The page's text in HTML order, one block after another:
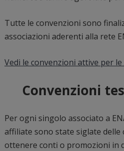
Tutte le convenzioni sono
associazioni aderenti alla rete
Vedi le convenzioni attive per le
Convenzioni
Per ogni singolo associato a
affiliate sono state siglate
ottenere conti o promozioni in